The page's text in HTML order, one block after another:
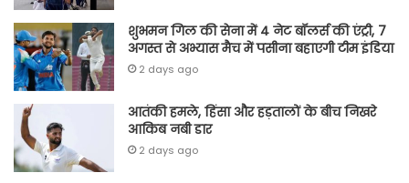
शुभमन गिल की सेना में 4 नेट बॉलर्स की एंट्री, 7
अगस्त से अभ्यास मैच में पसीना बहाएगी टीम इंडिया
2 days ago
आतंकी हमले, हिंसा और हड़तालों के बीच निखरे
आकिब नबी डार
2 days ago